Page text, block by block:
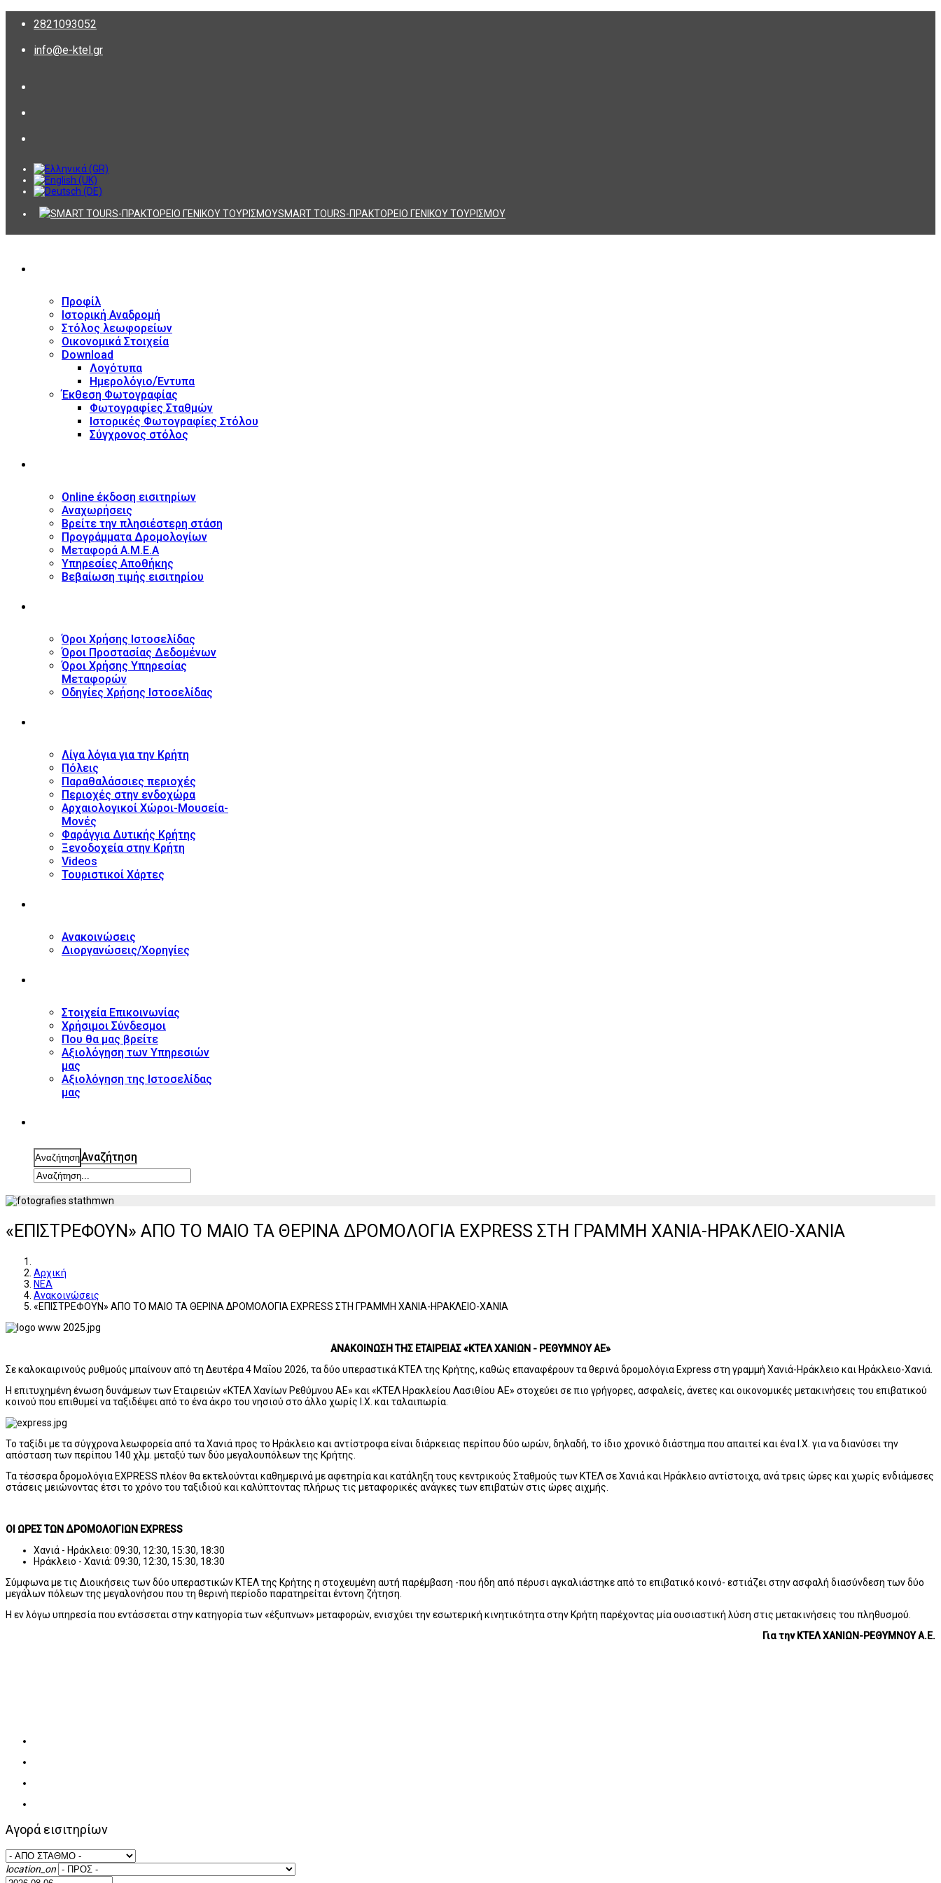
2821093052
info@e-ktel.gr
SMART TOURS-ΠΡΑΚΤΟΡΕΙΟ ΓΕΝΙΚΟΥ ΤΟΥΡΙΣΜΟΥ
Προφίλ
Ιστορική Αναδρομή
Στόλος λεωφορείων
Οικονομικά Στοιχεία
Download
Λογότυπα
Ημερολόγιο/Έντυπα
Έκθεση Φωτογραφίας
Φωτογραφίες Σταθμών
Ιστορικές Φωτογραφίες Στόλου
Σύγχρονος στόλος
Online έκδοση εισιτηρίων
Αναχωρήσεις
Βρείτε την πλησιέστερη στάση
Προγράμματα Δρομολογίων
Μεταφορά Α.Μ.Ε.Α
Υπηρεσίες Αποθήκης
Βεβαίωση τιμής εισιτηρίου
Όροι Χρήσης Ιστοσελίδας
Όροι Προστασίας Δεδομένων
Όροι Χρήσης Υπηρεσίας
Μεταφορών
Οδηγίες Χρήσης Ιστοσελίδας
Λίγα λόγια για την Κρήτη
Πόλεις
Παραθαλάσσιες περιοχές
Περιοχές στην ενδοχώρα
Αρχαιολογικοί Χώροι-Μουσεία-
Μονές
Φαράγγια Δυτικής Κρήτης
Ξενοδοχεία στην Κρήτη
Videos
Τουριστικοί Χάρτες
Ανακοινώσεις
Διοργανώσεις/Χορηγίες
Στοιχεία Επικοινωνίας
Χρήσιμοι Σύνδεσμοι
Που θα μας βρείτε
Αξιολόγηση των Υπηρεσιών
μας
Αξιολόγηση της Ιστοσελίδας
μας
ΑναζήτησηΑναζήτηση
«ΕΠΙΣΤΡΕΦΟΥΝ» ΑΠΟ ΤΟ ΜΑΙΟ ΤΑ ΘΕΡΙΝΑ ΔΡΟΜΟΛΟΓΙΑ EXPRESS ΣΤΗ ΓΡΑΜΜΗ ΧΑΝΙΑ-ΗΡΑΚΛΕΙΟ-ΧΑΝΙΑ
Αρχική
ΝΕΑ
Ανακοινώσεις
«ΕΠΙΣΤΡΕΦΟΥΝ» ΑΠΟ ΤΟ ΜΑΙΟ ΤΑ ΘΕΡΙΝΑ ΔΡΟΜΟΛΟΓΙΑ EXPRESS ΣΤΗ ΓΡΑΜΜΗ ΧΑΝΙΑ-ΗΡΑΚΛΕΙΟ-ΧΑΝΙΑ
ΑΝΑΚΟΙΝΩΣΗ ΤΗΣ ΕΤΑΙΡΕΙΑΣ «ΚΤΕΛ ΧΑΝΙΩΝ - ΡΕΘΥΜΝΟΥ ΑΕ»
Σε καλοκαιρινούς ρυθμούς μπαίνουν από τη Δευτέρα 4 Μαΐου 2026, τα δύο υπεραστικά ΚΤΕΛ της Κρήτης, καθώς επαναφέρουν τα θερινά δρομολόγια Express στη γραμμή Χανιά-Ηράκλειο και Ηράκλειο-Χανιά.
Η επιτυχημένη ένωση δυνάμεων των Εταιρειών «ΚΤΕΛ Χανίων Ρεθύμνου ΑΕ» και «ΚΤΕΛ Ηρακλείου Λασιθίου ΑΕ» στοχεύει σε πιο γρήγορες, ασφαλείς, άνετες και οικονομικές μετακινήσεις του επιβατικού
κοινού που επιθυμεί να ταξιδέψει από το ένα άκρο του νησιού στο άλλο χωρίς Ι.Χ. και ταλαιπωρία.
Το ταξίδι με τα σύγχρονα λεωφορεία από τα Χανιά προς το Ηράκλειο και αντίστροφα είναι διάρκειας περίπου δύο ωρών, δηλαδή, το ίδιο χρονικό διάστημα που απαιτεί και ένα Ι.Χ. για να διανύσει την
απόσταση των περίπου 140 χλμ. μεταξύ των δύο μεγαλουπόλεων της Κρήτης.
Τα τέσσερα δρομολόγια EXPRESS πλέον θα εκτελούνται καθημερινά με αφετηρία και κατάληξη τους κεντρικούς Σταθμούς των ΚΤΕΛ σε Χανιά και Ηράκλειο αντίστοιχα, ανά τρεις ώρες και χωρίς ενδιάμεσες
στάσεις μειώνοντας έτσι το χρόνο του ταξιδιού και καλύπτοντας πλήρως τις μεταφορικές ανάγκες των επιβατών στις ώρες αιχμής.
ΟΙ ΩΡΕΣ ΤΩΝ ΔΡΟΜΟΛΟΓΙΩΝ EXPRESS
Χανιά - Ηράκλειο: 09:30, 12:30, 15:30, 18:30
Ηράκλειο - Χανιά: 09:30, 12:30, 15:30, 18:30
Σύμφωνα με τις Διοικήσεις των δύο υπεραστικών ΚΤΕΛ της Κρήτης η στοχευμένη αυτή παρέμβαση -που ήδη από πέρυσι αγκαλιάστηκε από το επιβατικό κοινό- εστιάζει στην ασφαλή διασύνδεση των δύο
μεγάλων πόλεων της μεγαλονήσου που τη θερινή περίοδο παρατηρείται έντονη ζήτηση.
Η εν λόγω υπηρεσία που εντάσσεται στην κατηγορία των «έξυπνων» μεταφορών, ενισχύει την εσωτερική κινητικότητα στην Κρήτη παρέχοντας μία ουσιαστική λύση στις μετακινήσεις του πληθυσμού.
Για την ΚΤΕΛ ΧΑΝΙΩΝ-ΡΕΘΥΜΝΟΥ Α.Ε.
Αγορά εισιτηρίων
location_on